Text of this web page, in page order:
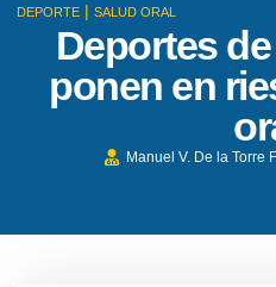
DEPORTE | SALUD ORAL
Deportes
ponen en
Manuel V. De la Torre